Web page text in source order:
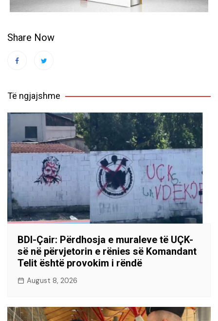
Share Now
Të ngjajshme
BDI-Çair: Përdhosja e muraleve të UÇK-
së në përvjetorin e rënies së Komandant
Telit është provokim i rëndë
August 8, 2026